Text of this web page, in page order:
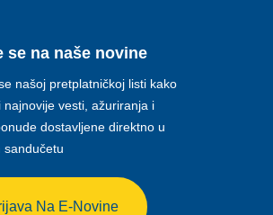
se na naše novine
našoj pretplatničkoj listi kako
najnovije vesti, ažuriranja i
dostavljene direktno u
sandučetu
Na E-Novine